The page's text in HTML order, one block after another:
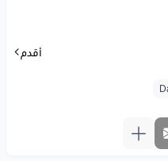
أقدم